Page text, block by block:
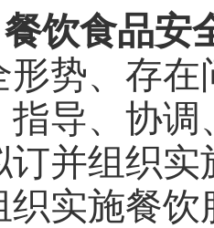
餐饮食品
形势、存
指导、协
订并组织
织实施餐